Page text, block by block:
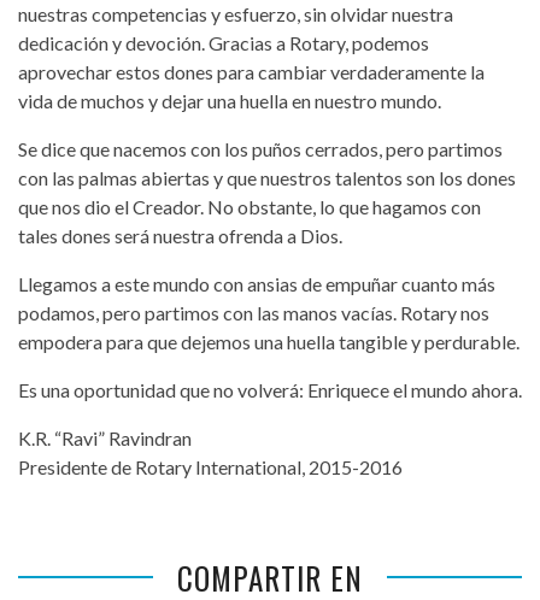
nuestras competencias y esfuerzo, sin olvidar nuestra
dedicación y devoción. Gracias a Rotary, podemos
aprovechar estos dones para cambiar verdaderamente la
vida de muchos y dejar una huella en nuestro mundo.
Se dice que nacemos con los puños cerrados, pero partimos
con las palmas abiertas y que nuestros talentos son los dones
que nos dio el Creador. No obstante, lo que hagamos con
tales dones será nuestra ofrenda a Dios.
Llegamos a este mundo con ansias de empuñar cuanto más
podamos, pero partimos con las manos vacías. Rotary nos
empodera para que dejemos una huella tangible y perdurable.
Es una oportunidad que no volverá: Enriquece el mundo ahora.
K.R. “Ravi” Ravindran
Presidente de Rotary International, 2015-2016
COMPARTIR EN